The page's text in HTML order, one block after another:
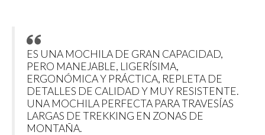
ES UNA MOCHILA DE GRAN CAPACIDAD,
PERO MANEJABLE, LIGERÍSIMA,
ERGONÓMICA Y PRÁCTICA, REPLETA DE
DETALLES DE CALIDAD Y MUY RESISTENTE.
UNA MOCHILA PERFECTA PARA TRAVESÍAS
LARGAS DE TREKKING EN ZONAS DE
MONTAÑA.